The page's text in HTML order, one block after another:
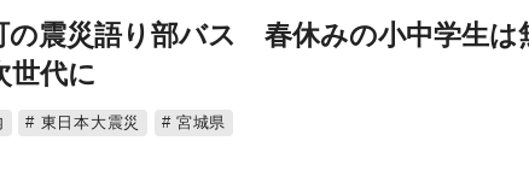
の震災語り部バス 春休みの小中学生
世代に
東日本大震災 宮城県